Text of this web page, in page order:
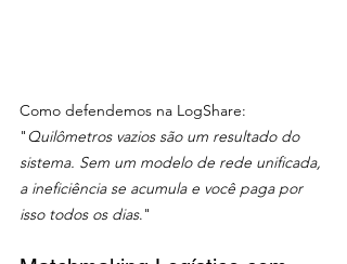
Como defendemos na LogShare:
"Quilômetros vazios são um resultado do
sistema. Sem um modelo de rede unificada,
a ineficiência se acumula e você paga por
isso todos os dias."